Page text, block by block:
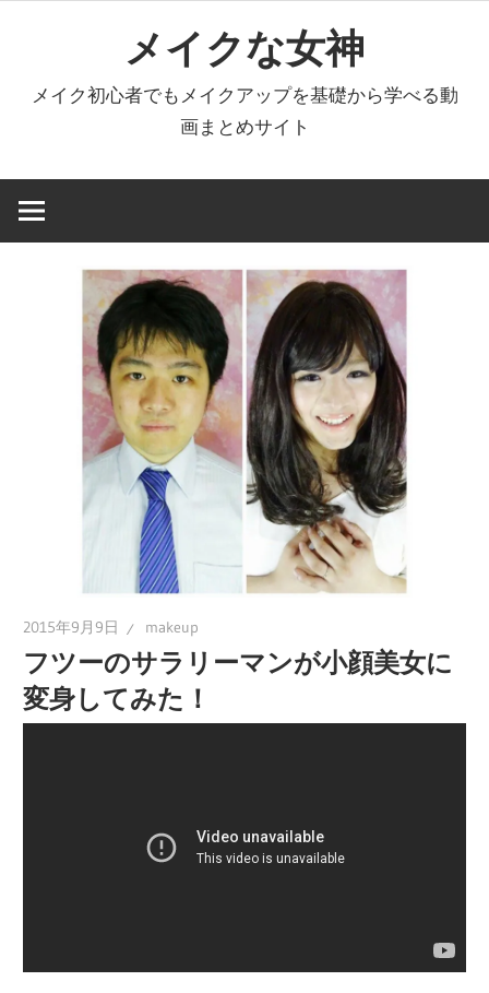
へ
キ
メイクな女神
メイク初心者でもメイクアップを基礎から学べる動
画まとめサイト
2015年9月9日 makeup
フツーのサラリーマンが小顔美女に
変身してみた！